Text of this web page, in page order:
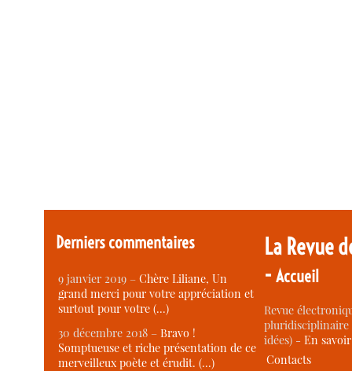
Derniers commentaires
9 janvier 2019 –Chère Liliane, Un
grand merci pour votre appréciation et
surtout pour votre (…)
30 décembre 2018 –Bravo !
Somptueuse et riche présentation de ce
merveilleux poète et érudit. (…)
La Revue
-Accueil
Revue
idées) -En
Contacts